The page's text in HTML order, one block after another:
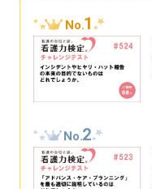
No.1
No.2